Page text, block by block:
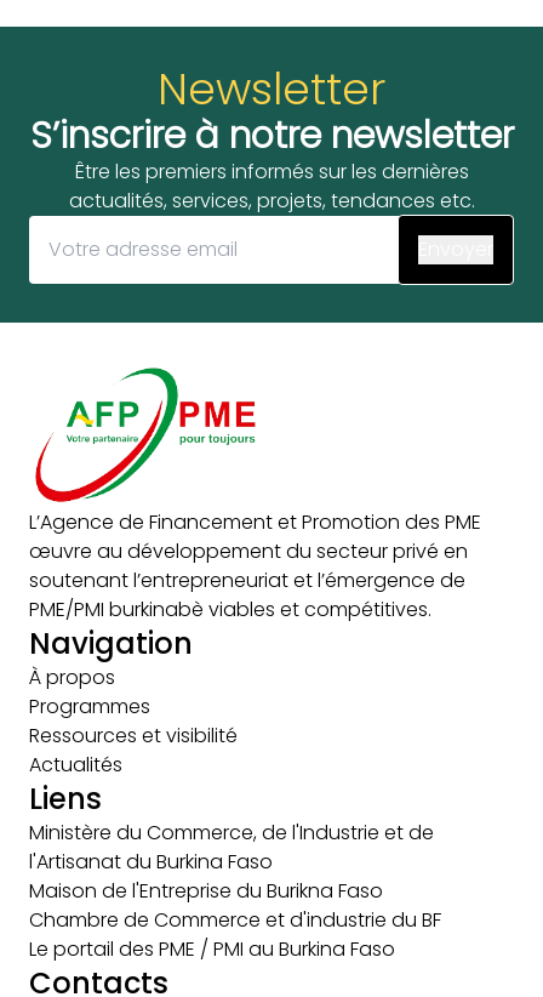
Newsletter
S’inscrire à notre newsletter
Être les premiers informés sur les dernières
actualités, services, projets, tendances etc.
L’Agence de Financement et Promotion des PME
œuvre au développement du secteur privé en
soutenant l’entrepreneuriat et l’émergence de
PME/PMI burkinabè viables et compétitives.
Navigation
À propos
Programmes
Ressources et visibilité
Actualités
Liens
Ministère du Commerce, de l'Industrie et de
l'Artisanat du Burkina Faso
Maison de l'Entreprise du Burikna Faso
Chambre de Commerce et d'industrie du BF
Le portail des PME / PMI au Burkina Faso
Contacts